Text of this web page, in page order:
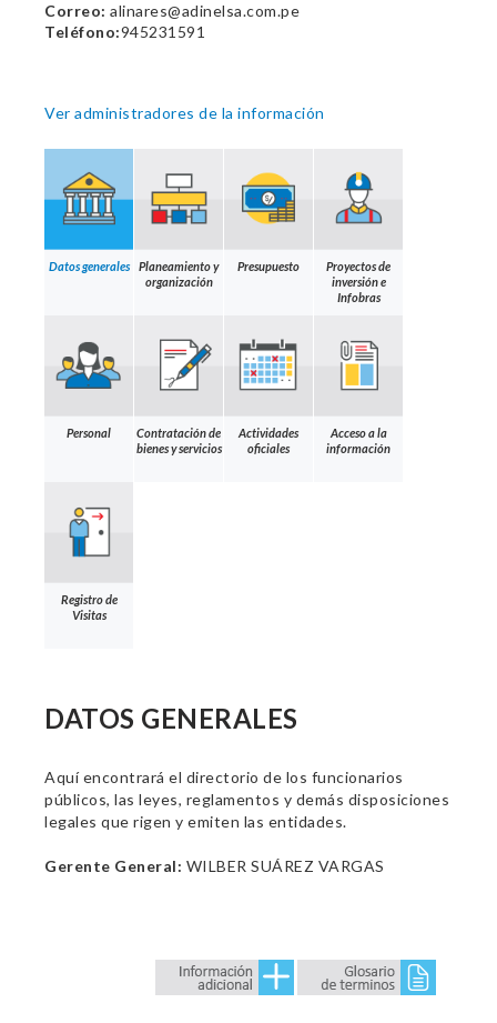
Correo: alinares@adinelsa.com.pe
Teléfono:945231591
Ver administradores de la información
Datos generales
Planeamiento y
organización
Presupuesto
Proyectos de
inversión e
Infobras
Personal
Contratación de
bienes y servicios
Actividades
oficiales
Acceso a la
información
Registro de
Visitas
DATOS GENERALES
Aquí encontrará el directorio de los funcionarios
públicos, las leyes, reglamentos y demás disposiciones
legales que rigen y emiten las entidades.
Gerente General: WILBER SUÁREZ VARGAS